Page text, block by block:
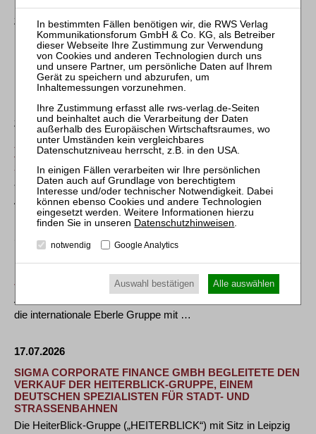
22.07.2026
RETTUNGSKAPITAL FÜR FAMILIENFERIENDORF
HÜBINGEN – PLUTA TEAM ERSTELLT INSOLVENZPLAN
Hübingen, 22. Juli 2026. Im Insolvenzverfahren des Vereins
Familienferiendorf Hübingen e.V. haben …
21.07.2026
ALUMINIUM RHEINFELDEN RICHTET GRUPPE NEU AUS
– EIGENVERWALTUNGSVERFAHREN FÜR ALLOYS UND
SEMIS BEANTRAGT
• Verarbeitung bei Aluminium Rheinfelden Alloys und
Aluminium Rheinfelden Semis soll eingestellt …
J.N. EBERLE
Augsburg, 16. Juli 2026. Im laufenden Investorenprozess für
die internationale Eberle Gruppe mit …
17.07.2026
SIGMA CORPORATE FINANCE GMBH BEGLEITETE DEN
VERKAUF DER HEITERBLICK-GRUPPE, EINEM
DEUTSCHEN SPEZIALISTEN FÜR STADT- UND
STRASSENBAHNEN
Die HeiterBlick-Gruppe („HEITERBLICK“) mit Sitz in Leipzig
Datenschutzhinweisen.
notwendig Google Analytics
Auswahl bestätigen Alle auswählen